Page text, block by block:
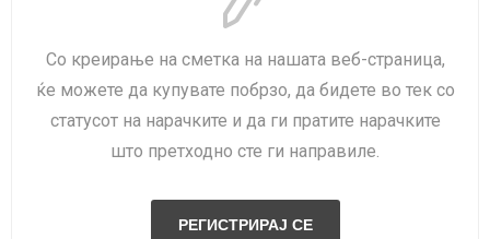
Со креирање на сметка на нашата веб-страница,
ќе можете да купувате побрзо, да бидете во тек со
статусот на нарачките и да ги пратите нарачките
што претходно сте ги направиле.